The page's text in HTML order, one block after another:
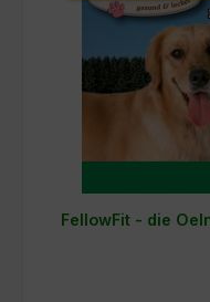
FellowFit - die